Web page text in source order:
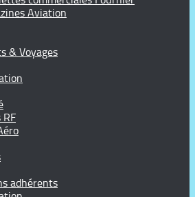
Aviation
& Voyages
RF
adhérents